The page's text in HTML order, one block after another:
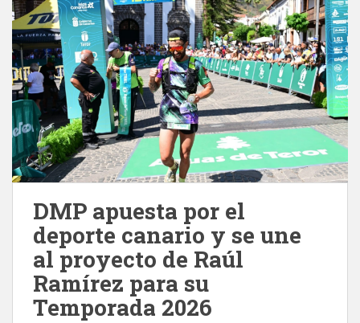
DMP apuesta por el
deporte canario y se une
al proyecto de Raúl
Ramírez para su
Temporada 2026